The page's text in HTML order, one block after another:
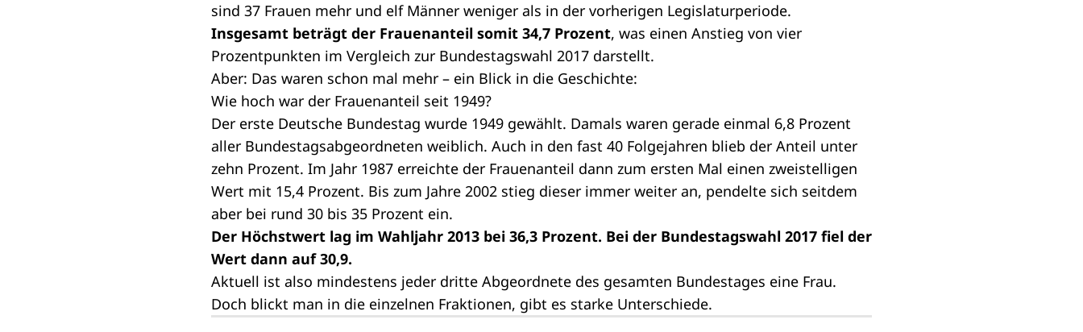
sind 37 Frauen mehr und elf Männer weniger als in der vorherigen Legislaturperiode.
Insgesamt beträgt der Frauenanteil somit 34,7 Prozent, was einen Anstieg von vier
Prozentpunkten im Vergleich zur Bundestagswahl 2017 darstellt.
Aber: Das waren schon mal mehr – ein Blick in die Geschichte:
Wie hoch war der Frauenanteil seit 1949?
Der erste Deutsche Bundestag wurde 1949 gewählt. Damals waren gerade einmal 6,8 Prozent
aller Bundestagsabgeordneten weiblich. Auch in den fast 40 Folgejahren blieb der Anteil unter
zehn Prozent. Im Jahr 1987 erreichte der Frauenanteil dann zum ersten Mal einen zweistelligen
Wert mit 15,4 Prozent. Bis zum Jahre 2002 stieg dieser immer weiter an, pendelte sich seitdem
aber bei rund 30 bis 35 Prozent ein.
Der Höchstwert lag im Wahljahr 2013 bei 36,3 Prozent. Bei der Bundestagswahl 2017 fiel der
Wert dann auf 30,9.
Aktuell ist also mindestens jeder dritte Abgeordnete des gesamten Bundestages eine Frau.
Doch blickt man in die einzelnen Fraktionen, gibt es starke Unterschiede.